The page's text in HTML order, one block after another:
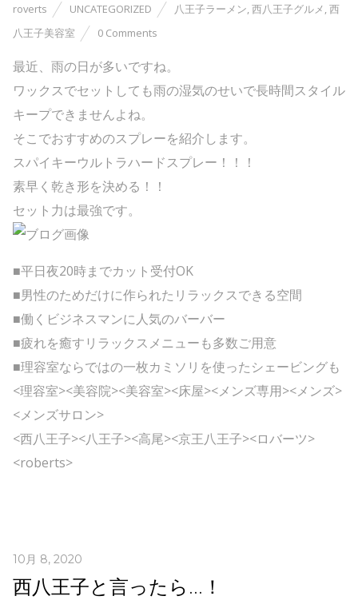
roverts UNCATEGORIZED 八王子ラーメン,西八王子グルメ,西
八王子美容室
0 Comments
最近、雨の日が多いですね。
ワックスでセットしても雨の湿気のせいで長時間スタイル
キープできませんよね。
そこでおすすめのスプレーを紹介します。
スパイキーウルトラハードスプレー！！！
素早く乾き形を決める！！
セット力は最強です。
■平日夜20時までカット受付OK
■男性のためだけに作られたリラックスできる空間
■働くビジネスマンに人気のバーバー
■疲れを癒すリラックスメニューも多数ご用意
■理容室ならではの一枚カミソリを使ったシェービングも
<理容室><美容院><美容室><床屋><メンズ専用><メンズ>
<メンズサロン>
<西八王子><八王子><高尾><京王八王子><ロバーツ>
<roberts>
10月 8, 2020
西八王子と言ったら…！